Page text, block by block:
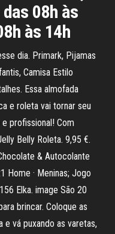
08h às
às 14h
dia. Primark, Pijamas
Camisa Estilo
Essa almofada
e roleta vai tornar seu
profissional! Com
Belly Roleta. 9,95 €.
& Autocolante
Home · Meninas; Jogo
Elka. image São 20
brincar. Coloque as
vá puxando as varetas,